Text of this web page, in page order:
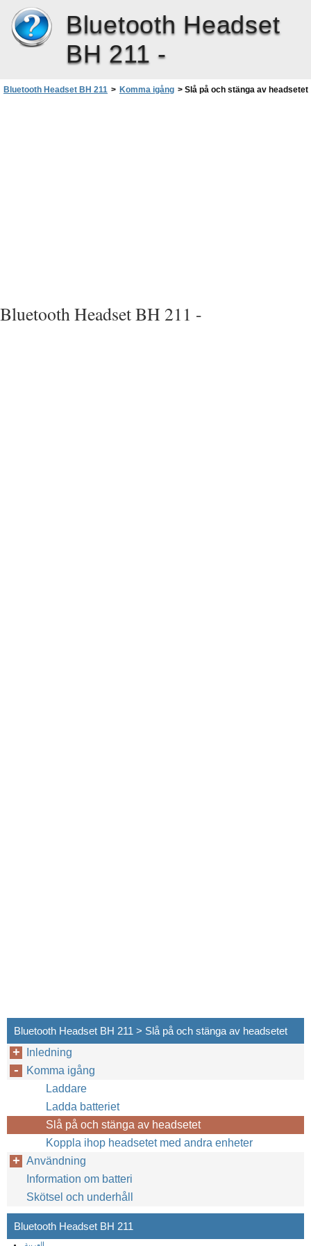
Bluetooth Headset
BH 211 -
Bluetooth Headset BH 211 > Komma igång > Slå på och stänga av headsetet
Bluetooth Headset BH 211 -
Bluetooth Headset BH 211 > Slå på och stänga av headsetet
Inledning
Komma igång
Laddare
Ladda batteriet
Slå på och stänga av headsetet
Koppla ihop headsetet med andra enheter
Användning
Information om batteri
Skötsel och underhåll
Bluetooth Headset BH 211